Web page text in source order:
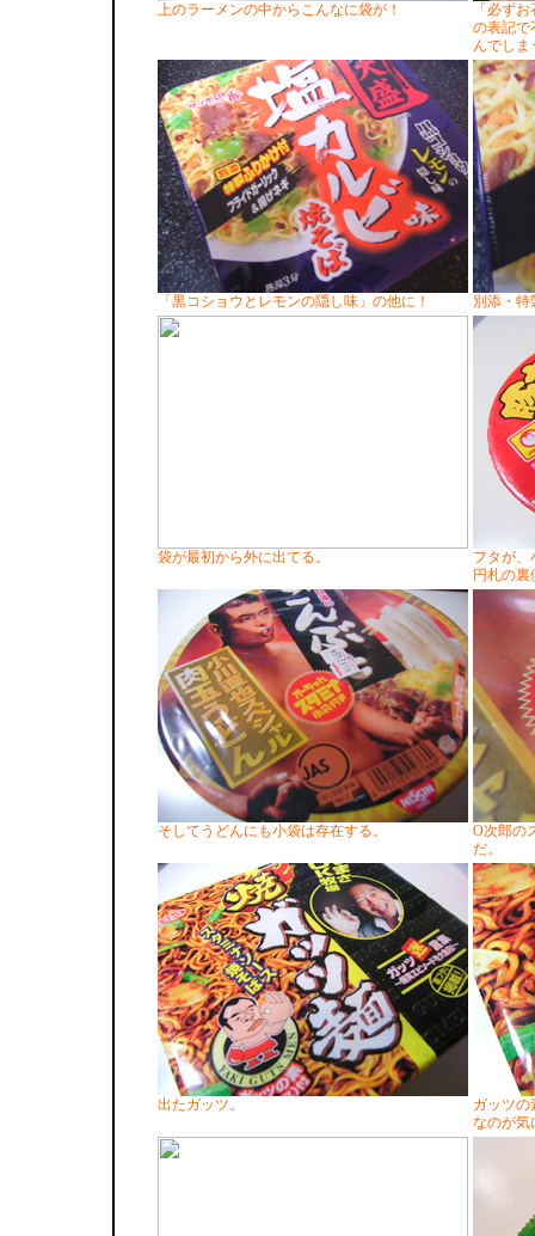
上のラーメンの中からこんなに袋が！
「必ず
の表記で
んでしま
「黒コショウとレモンの隠し味」の他に！ 別添・特
袋が最初から外に出てる。
フタが、
円札の
そしてうどんにも小袋は存在する。
O次郎の
だ。
出たガッツ。
ガッツの
なのが気